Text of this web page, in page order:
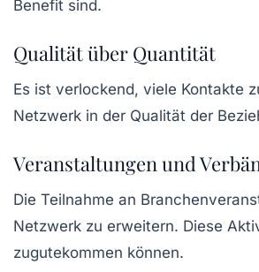
Benefit sind.
Qualität über Quantität
Es ist verlockend, viele Kontakte
Netzwerk in der Qualität der
Veranstaltungen und
Die Teilnahme an
Netzwerk zu erweitern. Diese
zugutekommen können.